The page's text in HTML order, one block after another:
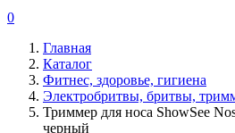
0
Главная
Каталог
Фитнес, здоровье, гигиена
Электробритвы, бритвы,
Триммер для носа ShowSee
черный